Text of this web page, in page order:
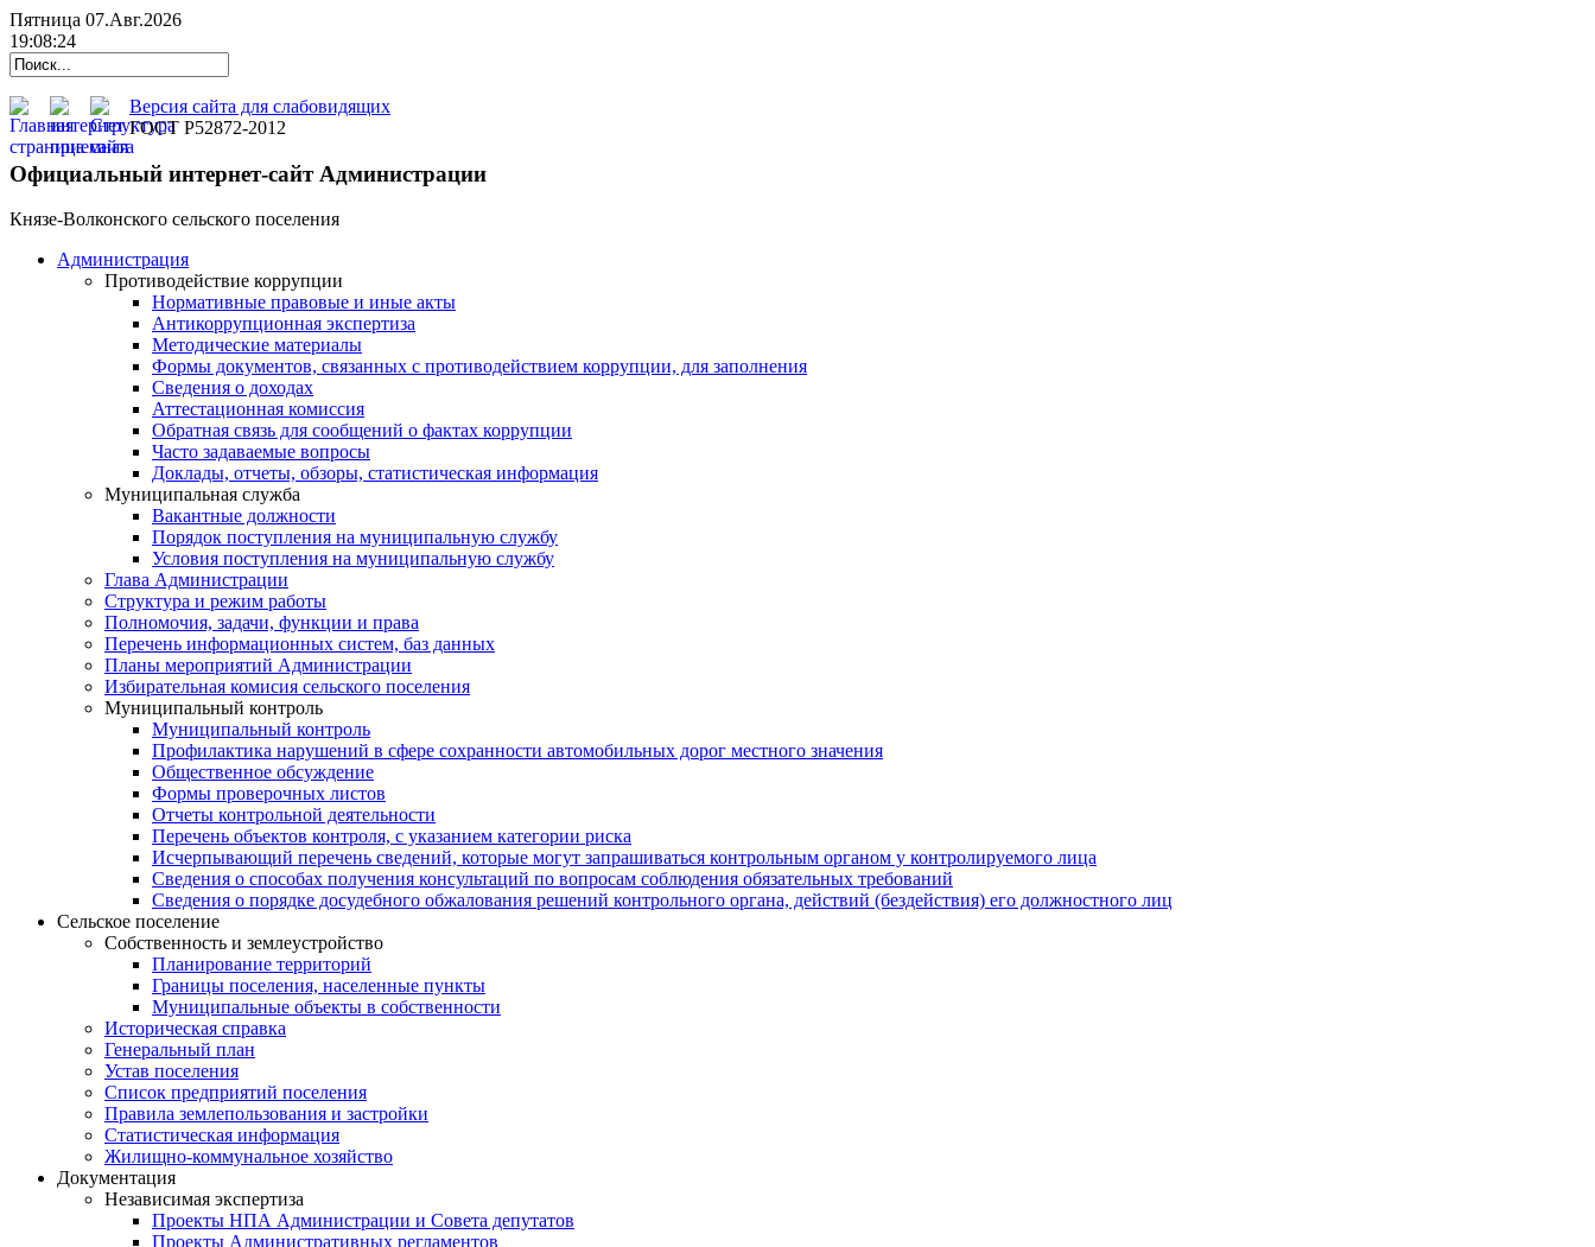
Пятница 07.Авг.2026
19:08:25
Версия сайта для слабовидящих
ГОСТ Р52872-2012
Официальный интернет-сайт Администрации
Князе-Волконского сельского поселения
Администрация
Противодействие коррупции
Нормативные правовые и иные акты
Антикоррупционная экспертиза
Методические материалы
Формы документов, связанных с противодействием коррупции, для заполнения
Сведения о доходах
Аттестационная комиссия
Обратная связь для сообщений о фактах коррупции
Часто задаваемые вопросы
Доклады, отчеты, обзоры, статистическая информация
Муниципальная служба
Вакантные должности
Порядок поступления на муниципальную службу
Условия поступления на муниципальную службу
Глава Администрации
Структура и режим работы
Полномочия, задачи, функции и права
Перечень информационных систем, баз данных
Планы мероприятий Администрации
Избирательная комисия сельского поселения
Муниципальный контроль
Муниципальный контроль
Профилактика нарушений в сфере сохранности автомобильных дорог местного значения
Общественное обсуждение
Формы проверочных листов
Отчеты контрольной деятельности
Перечень объектов контроля, с указанием категории риска
Исчерпывающий перечень сведений, которые могут запрашиваться контрольным органом у контролируемого лица
Сведения о способах получения консультаций по вопросам соблюдения обязательных требований
Сведения о порядке досудебного обжалования решений контрольного органа, действий (бездействия) его должностного лиц
Сельское поселение
Собственность и землеустройство
Планирование территорий
Границы поселения, населенные пункты
Муниципальные объекты в собственности
Историческая справка
Генеральный план
Устав поселения
Список предприятий поселения
Правила землепользования и застройки
Статистическая информация
Жилищно-коммунальное хозяйство
Документация
Независимая экспертиза
Проекты НПА Администрации и Совета депутатов
Проекты Административных регламентов